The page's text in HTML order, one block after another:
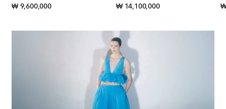
₩ 9,600,000original price
₩ 14,100,000original price
₩